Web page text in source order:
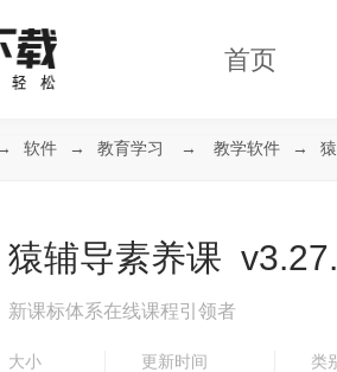
首页
软件 → 教育学习 → 教学软件 →
猿辅导素养课
新课标体系在线课程引领者
大小 更新时间 类